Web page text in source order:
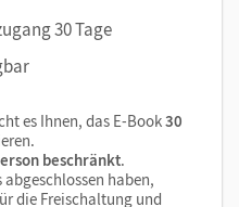
30 Tage
es Ihnen, das E-Book30
beschränkt.
abgeschlossen haben,
die Freischaltung und